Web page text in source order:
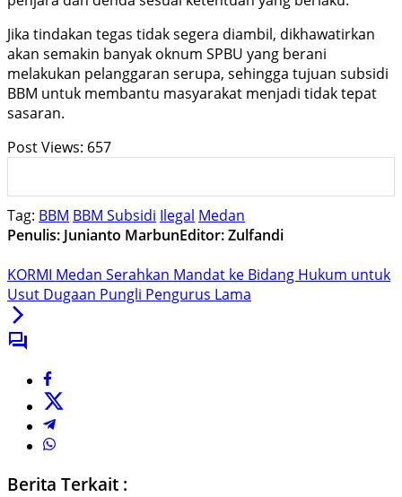
Jika tindakan tegas tidak segera diambil, dikhawatirkan
akan semakin banyak oknum SPBU yang berani
melakukan pelanggaran serupa, sehingga tujuan subsidi
BBM untuk membantu masyarakat menjadi tidak tepat
sasaran.
Post Views: 657
Tag: BBM BBM Subsidi Ilegal Medan
Penulis: Junianto MarbunEditor: Zulfandi
KORMI Medan Serahkan Mandat ke Bidang Hukum untuk
Usut Dugaan Pungli Pengurus Lama
Berita Terkait :